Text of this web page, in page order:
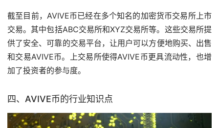
截至目前，AVIVE币已经在多个知名的加密货币交易所上市
交易。其中包括ABC交易所和XYZ交易所等。这些交易所提
供了安全、可靠的交易平台，让用户可以方便地购买、出售
和交易AVIVE币。上交易所使得AVIVE币更具流动性，也增
加了投资者的参与度。
四、AVIVE币的行业知识点